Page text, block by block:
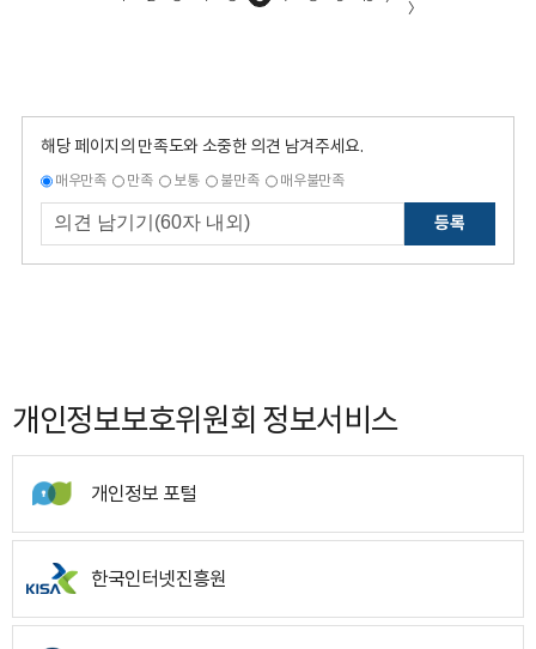
〉
해당 페이지의 만족도와 소중한 의견 남겨주세요.
매우만족 만족 보통 불만족 매우불만족
등록
개인정보보호위원회 정보서비스
개인정보 포털
한국인터넷진흥원